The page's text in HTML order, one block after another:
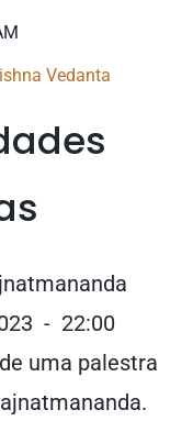
Vedanta
- 22:00
uma palestra